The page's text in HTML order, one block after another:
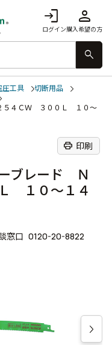
login
ログイン
person
購入希望の方
search
圧工具
切断用品
５４ＣＷ ３００Ｌ １０～
print 印刷
ブレード Ｎ
１０～１４
窓口 0120-20-8822